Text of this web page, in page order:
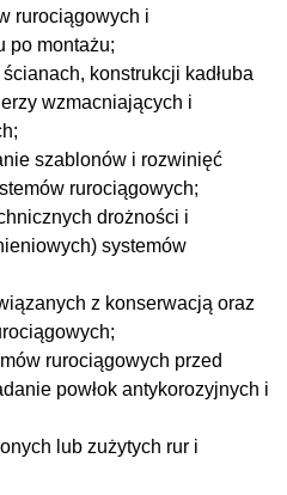
rurociągowych i
po montażu;
konstrukcji kadłuba
wzmacniających i
szablonów i rozwinięć
rurociągowych;
drożności i
systemów
z konserwacją oraz
rurociągowych przed
powłok antykorozyjnych i
lub zużytych rur i